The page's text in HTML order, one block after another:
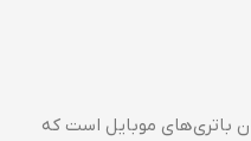
باتری‌های موبایل است که